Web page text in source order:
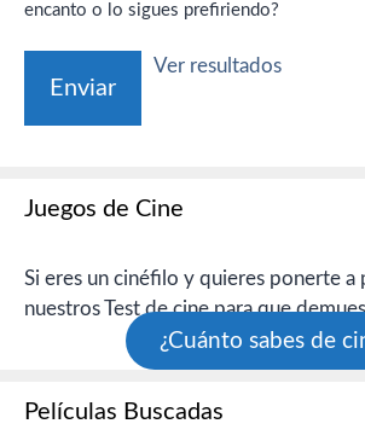
encanto o lo sigues prefiriendo?
Ver resultados
Juegos de Cine
Si eres un cinéfilo y quieres ponerte a
nuestros Test de cine para que
¿Cuánto sabes de
Películas Buscadas